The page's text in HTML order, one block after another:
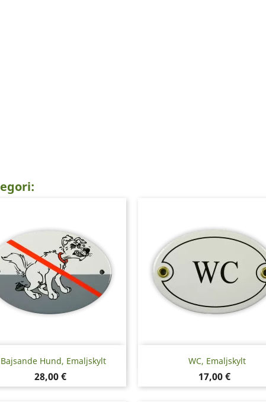
Bajsande Hund, Emaljskylt
Pris
28,00 €
 Snabbvy WC, Emaljskylt
Pris
17,00 €
Snabbvy